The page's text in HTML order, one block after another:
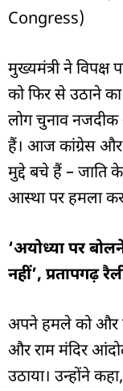
Congress)
मुख्यमंत्री ने विपक्ष
को फिर से उठाने
लोग चुनाव
हैं। आज कांग्रेस और
मुद्दे बचे हैं – जाति
आस्था पर हमला
‘अयोध्या पर
नहीं’, प्रतापगढ़
अपने हमले को और
औरराम मंदिर
उठाया। उन्होंने